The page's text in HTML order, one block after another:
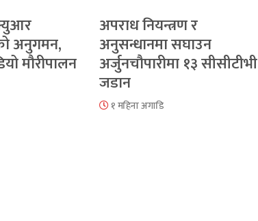
अनुगमन,
मौरीपालन
अपराध नियन्त्रण र
अनुसन्धानमा सघाउन
अर्जुनचौपारीमा १३ सीसीटीभी
जडान
१ महिना अगाडि